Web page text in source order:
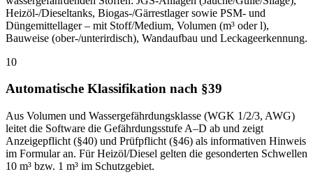
Heizöl-/Dieseltanks, Biogas-/Gärrestlager sowie PSM- und
Düngemittellager – mit Stoff/Medium, Volumen (m³ oder l),
Bauweise (ober-/unterirdisch), Wandaufbau und Leckageerkennung.
10
Automatische Klassifikation nach §39
Aus Volumen und Wassergefährdungsklasse (WGK 1/2/3, AWG)
leitet die Software die Gefährdungsstufe A–D ab und zeigt
Anzeigepflicht (§40) und Prüfpflicht (§46) als informativen Hinweis
im Formular an. Für Heizöl/Diesel gelten die gesonderten Schwellen
10 m³ bzw. 1 m³ im Schutzgebiet.